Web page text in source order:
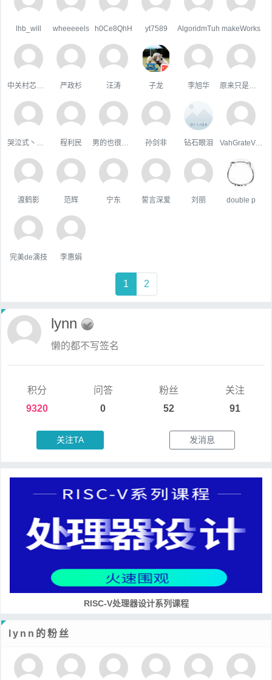
lhb_will wheeeeels h0Ce8QhH yt7589 AlgoridmTuh makeWorks
严政杉 汪涛 子龙 李旭华
程利民 孙剑非 钻石眼泪 VahGrateVek
渡鹤影 范辉 宁东 誓言深爱 刘丽 double p
完美de演技 李惠娟
1 2
lynn
懒的都不写签名
积分
9320
问答
0
粉丝
52
关注
91
关注TA 发消息
RISC-V处理器设计系列课程
lynn的粉丝